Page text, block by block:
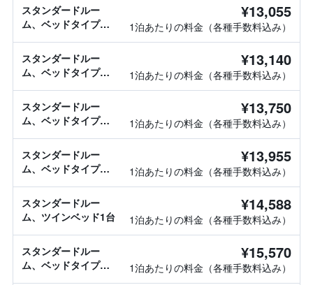
スタンダードルー
ム、ベッドタイプ情
¥13,055
1泊あたりの料金（各種手数料込み）
スタンダードルー
ム、ベッドタイプ情
¥13,140
1泊あたりの料金（各種手数料込み）
スタンダードルー
ム、ベッドタイプ情
¥13,750
1泊あたりの料金（各種手数料込み）
スタンダードルー
ム、ベッドタイプ情
¥13,955
1泊あたりの料金（各種手数料込み）
スタンダードルー
ム、ツインベッド1台
¥14,588
1泊あたりの料金（各種手数料込み）
スタンダードルー
ム、ベッドタイプ情
¥15,570
1泊あたりの料金（各種手数料込み）